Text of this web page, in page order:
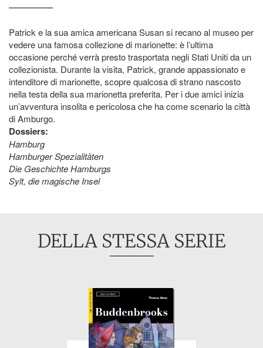
Patrick e la sua amica americana Susan si recano al museo per
vedere una famosa collezione di marionette: è l’ultima
occasione perché verrà presto trasportata negli Stati Uniti da un
collezionista. Durante la visita, Patrick, grande appassionato e
intenditore di marionette, scopre qualcosa di strano nascosto
nella testa della sua marionetta preferita. Per i due amici inizia
un’avventura insolita e pericolosa che ha come scenario la città
di Amburgo.
Dossiers:
Hamburg
Hamburger Spezialitäten
Die Geschichte Hamburgs
Sylt, die magische Insel
DELLA STESSA SERIE